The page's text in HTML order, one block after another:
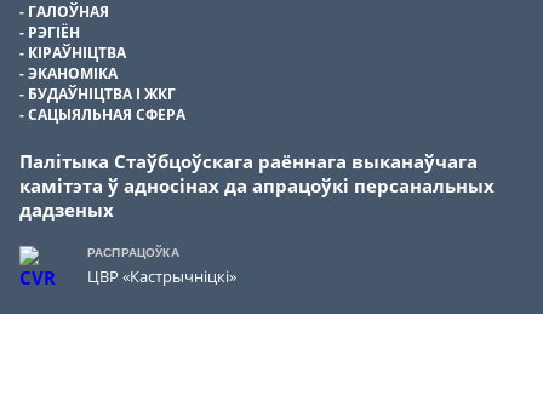
ГАЛОЎНАЯ
РЭГІЁН
КІРАЎНІЦТВА
ЭКАНОМІКА
БУДАЎНІЦТВА І ЖКГ
САЦЫЯЛЬНАЯ СФЕРА
Палітыка Стаўбцоўскага раённага выканаўчага
камітэта ў адносінах да апрацоўкі персанальных
дадзеных
РАСПРАЦОЎКА
ЦВР «Кастрычніцкі»